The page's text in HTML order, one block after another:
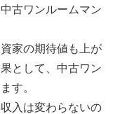
古ワンルームマン
家の期待値も上が
として、中古ワン
す。
入は変わらないの